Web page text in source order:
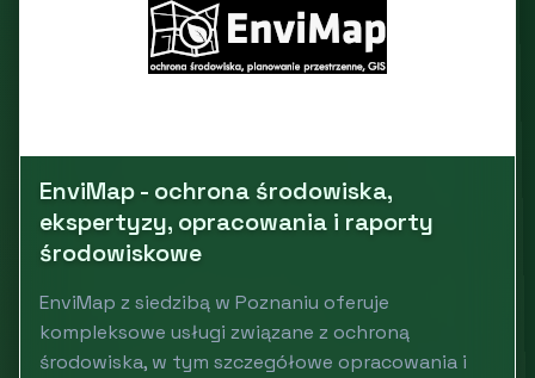
EnviMap - ochrona środowiska,
ekspertyzy, opracowania i raporty
środowiskowe
EnviMap z siedzibą w Poznaniu oferuje
kompleksowe usługi związane z ochroną
środowiska, w tym szczegółowe opracowania i